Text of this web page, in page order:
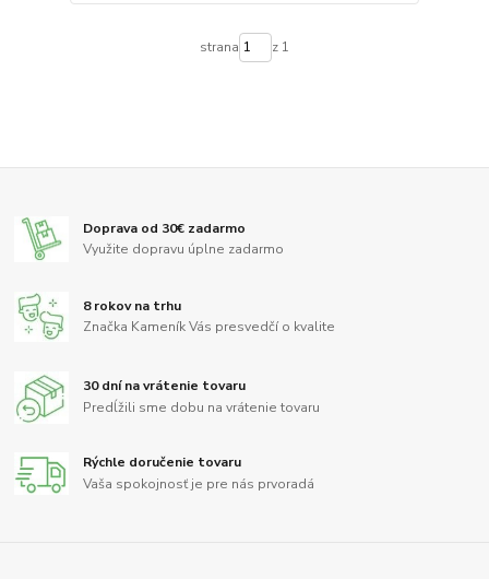
strana z 1
Doprava od 30€ zadarmo
Využite dopravu úplne zadarmo
8 rokov na trhu
Značka Kameník Vás presvedčí o kvalite
30 dní na vrátenie tovaru
Predĺžili sme dobu na vrátenie tovaru
Rýchle doručenie tovaru
Vaša spokojnosť je pre nás prvoradá